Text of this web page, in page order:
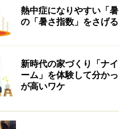
熱中症になりやすい「
の「暑さ指数」をさげ
新時代の家づくり「ナ
ーム」を体験して分か
が高いワケ